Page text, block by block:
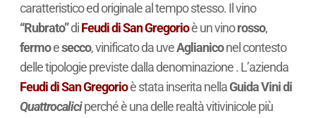
caratteristico ed originale al tempo stesso. Il vino
“Rubrato”diFeudi di San Gregorioè un vinorosso,
fermoesecco, vinificato da uveAglianiconel contesto
delle tipologie previste dalla denominazione . L’azienda
Feudi di San Gregorioè stata inserita nellaGuida Vini di
Quattrocaliciperché è una delle realtà vitivinicole più